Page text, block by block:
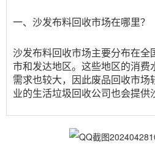
一、沙发布料回收市场在哪里？
沙发布料回收市场主要分布在全
市和发达地区。这些地区的消费
需求也较大，因此废品回收市场
业的生活垃圾回收公司也会提供